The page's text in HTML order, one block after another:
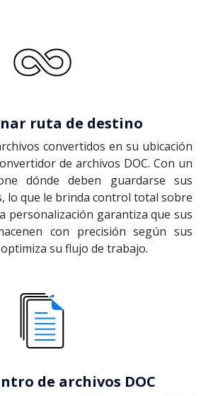
ruta de destino
convertidos en su ubicación
de archivos DOC. Con un
dónde deben guardarse sus
lo que le brinda control total sobre
personalización garantiza que sus
con precisión según sus
su flujo de trabajo.
de archivos DOC